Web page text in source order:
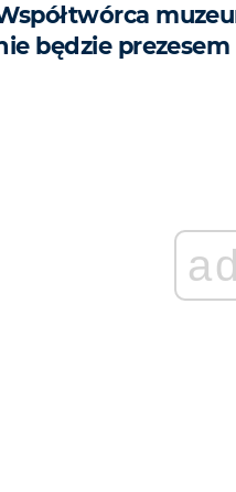
będzie prezesem
ad